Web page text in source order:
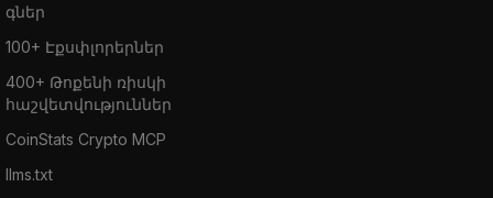
գներ
100+ Էքսփլորերներ
400+ Թոքենի ռիսկի
հաշվետվություններ
CoinStats Crypto MCP
llms.txt